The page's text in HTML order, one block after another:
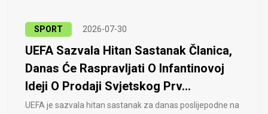
SPORT 2026-07-30
UEFA Sazvala Hitan Sastanak Članica,
Danas Će Raspravljati O Infantinovoj
Ideji O Prodaji Svjetskog Prv...
UEFA je sazvala hitan sastanak za danas poslijepodne na